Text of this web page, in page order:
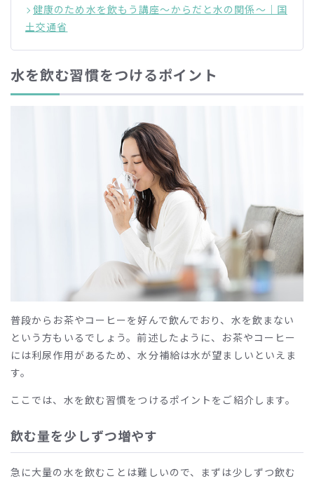
健康のため水を飲もう講座〜からだと水の関係〜｜国
土交通省
水を飲む習慣をつけるポイント
普段からお茶やコーヒーを好んで飲んでおり、水を飲まない
という方もいるでしょう。前述したように、お茶やコーヒー
には利尿作用があるため、水分補給は水が望ましいといえま
す。
ここでは、水を飲む習慣をつけるポイントをご紹介します。
飲む量を少しずつ増やす
急に大量の水を飲むことは難しいので、まずは少しずつ飲む